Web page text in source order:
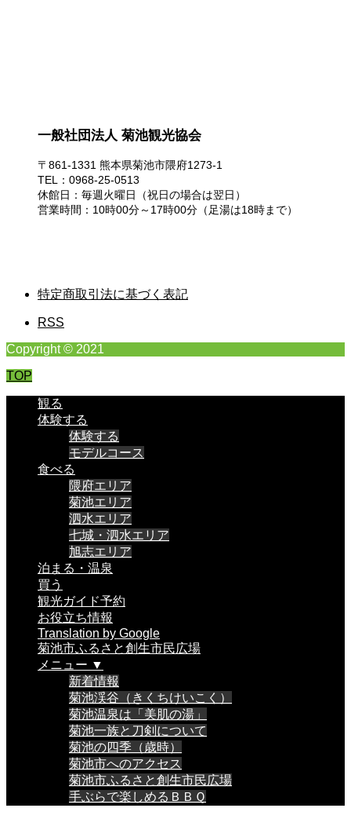
一般社団法人 菊池観光協会
〒861-1331 熊本県菊池市隈府1273-1
TEL：0968-25-0513
休館日：毎週火曜日（祝日の場合は翌日）
営業時間：10時00分～17時00分（足湯は18時まで）
特定商取引法に基づく表記
RSS
Copyright © 2021
TOP
観る
体験する
体験する
モデルコース
食べる
隈府エリア
菊池エリア
泗水エリア
七城・泗水エリア
旭志エリア
泊まる・温泉
買う
観光ガイド予約
お役立ち情報
Translation by Google
菊池市ふるさと創生市民広場
メニュー ▼
新着情報
菊池渓谷（きくちけいこく）
菊池温泉は「美肌の湯」
菊池一族と刀剣について
菊池の四季（歳時）
菊池市へのアクセス
菊池市ふるさと創生市民広場
手ぶらで楽しめるＢＢＱ